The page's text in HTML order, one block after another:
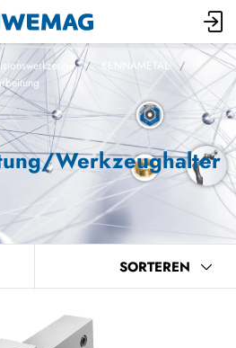
KENNAMETAL
Werkzeughalter
SORTEREN